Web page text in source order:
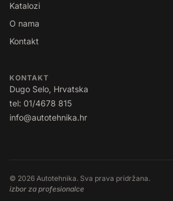
Katalozi
O nama
Kontakt
KONTAKT
Dugo Selo, Hrvatska
tel: 01/4678 815
info@autotehnika.hr
© 2026 Autotehnika. Sva prava pridržana.
izbor za profesionalce